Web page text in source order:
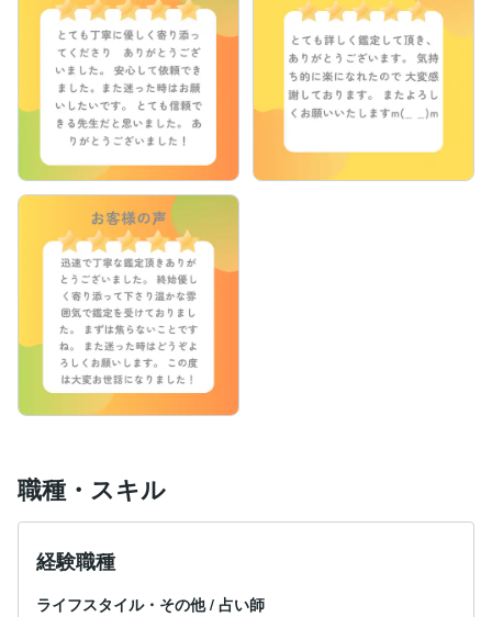
あなたの運命を変える
第一歩を踏み出すとき。
どうか安心して、ご相談くださいね。
あなたの未来が、希望に包まれますように
「エンジェリックガイド★巡莉～めぐり」
職種・スキル
経験職種
ライフスタイル・その他 / 占い師